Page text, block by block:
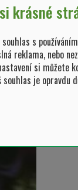
krásné
s
reklama, nebo
si můžete
souhlas je opravdu